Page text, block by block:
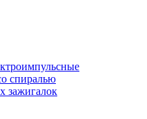
спиралью
зажигалок